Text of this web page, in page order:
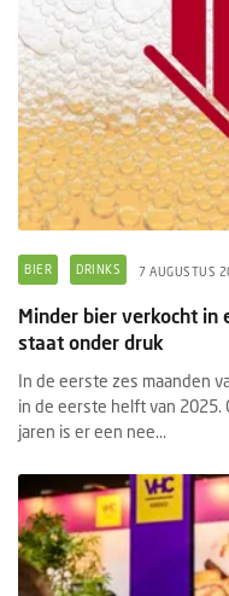
BIER DRINKS 7 AUGUSTUS
Minder bier verkocht
staat onder druk
In de eerste zes maanden
in de eerste helft van 2025.
jaren is er een nee...